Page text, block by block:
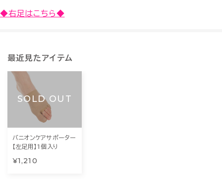
◆右足はこちら◆
最近見たアイテム
SOLD OUT
バニオンケアサポーター
【左足用】1個入り
¥1,210